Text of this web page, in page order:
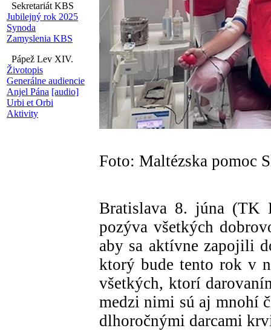
Sekretariát KBS
Jubilejný rok 2025
Synoda
Zamyslenia KBS
Pápež Lev XIV.
Životopis
Generálne audiencie
Anjel Pána [audio]
Urbi et Orbi
Aktivity
Foto: Maltézska pomoc
Bratislava 8. júna (TK
pozýva všetkých
aby sa aktívne zapojili
ktorý bude tento rok v
všetkých, ktorí
medzi nimi sú aj mnohí
dlhoročnými darcami